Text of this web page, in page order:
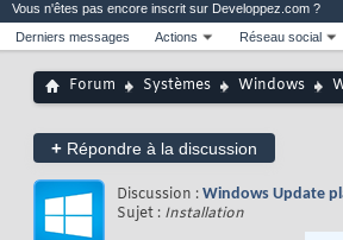
Vous n'êtes pas encore inscrit sur Developpez.com ?
Derniers messages
Actions Réseau social
Forum Systèmes Windows
+ Répondre à la discussion
Discussion : Windows Update
Sujet : Installation